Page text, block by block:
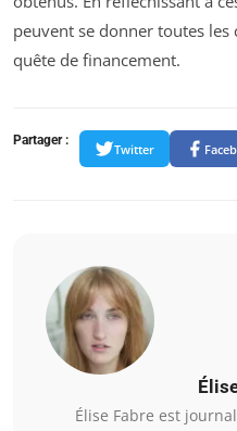
peuvent se donner toutes les
quête de financement.
Partager :
Twitter
Élise Fabre est